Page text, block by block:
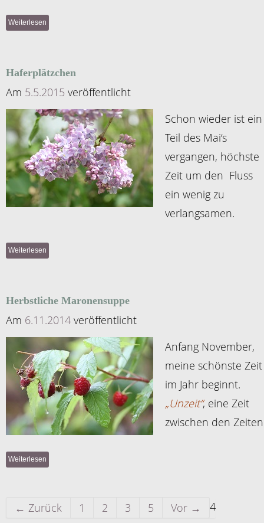
Weiterlesen
Haferplätzchen
Am 5.5.2015 veröffentlicht
Schon wieder ist ein
Teil des Mai‘s
vergangen, höchste
Zeit um den Fluss
ein wenig zu
verlangsamen.
Weiterlesen
Herbstliche Maronensuppe
Am 6.11.2014 veröffentlicht
Anfang November,
meine schönste Zeit
im Jahr beginnt.
„Unzeit“, eine Zeit
zwischen den
Weiterlesen
← Zurück 1 2 3 4
5 Vor →